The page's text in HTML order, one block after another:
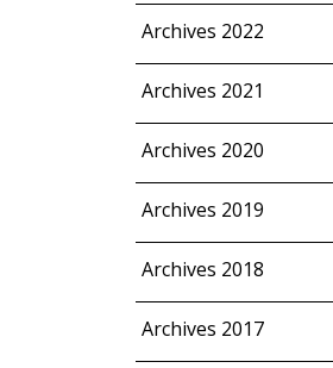
Archives 2022
Archives 2021
Archives 2020
Archives 2019
Archives 2018
Archives 2017